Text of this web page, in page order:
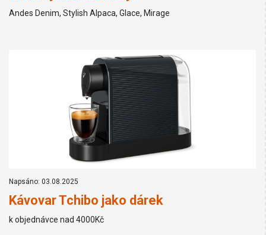
Andes Denim, Stylish Alpaca, Glace, Mirage
Napsáno: 03.08.2025
Kávovar Tchibo jako dárek
k objednávce nad 4000Kč